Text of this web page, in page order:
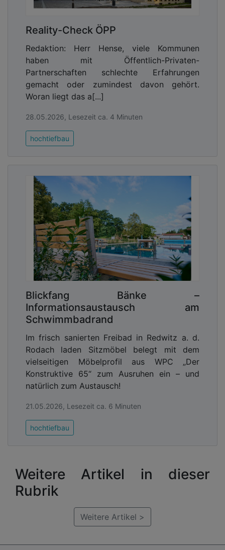
Reality-Check ÖPP
Redaktion: Herr Hense, viele Kommunen
haben mit Öffentlich-Privaten-
Partnerschaften schlechte Erfahrungen
gemacht oder zumindest davon gehört.
Woran liegt das a[...]
28.05.2026, Lesezeit ca. 4 Minuten
hochtiefbau
Blickfang Bänke –
Informationsaustausch am
Schwimmbadrand
Im frisch sanierten Freibad in Redwitz a. d.
Rodach laden Sitzmöbel belegt mit dem
vielseitigen Möbelprofil aus WPC „Der
Konstruktive 65“ zum Ausruhen ein – und
natürlich zum Austausch!
21.05.2026, Lesezeit ca. 6 Minuten
hochtiefbau
Weitere Artikel in dieser
Rubrik
Weitere Artikel >